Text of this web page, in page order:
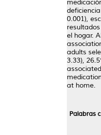
0.001),
el hogar.
adults
3.33),
at home.
Palabras